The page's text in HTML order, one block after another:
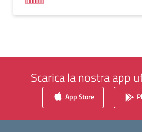
Scarica la nostra app
App Store